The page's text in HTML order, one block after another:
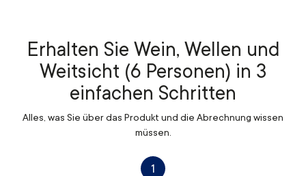
Erhalten Sie Wein, Wellen und
Weitsicht (6 Personen) in 3
einfachen Schritten
Alles, was Sie über das Produkt und die Abrechnung wissen
müssen.
1